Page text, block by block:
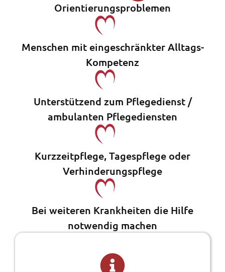
Orientierungsproblemen
Menschen mit eingeschränkter Alltags-
Kompetenz
Unterstützend zum Pflegedienst /
ambulanten Pflegediensten
Kurzzeitpflege, Tagespflege oder
Verhinderungspflege
Bei weiteren Krankheiten die Hilfe
notwendig machen